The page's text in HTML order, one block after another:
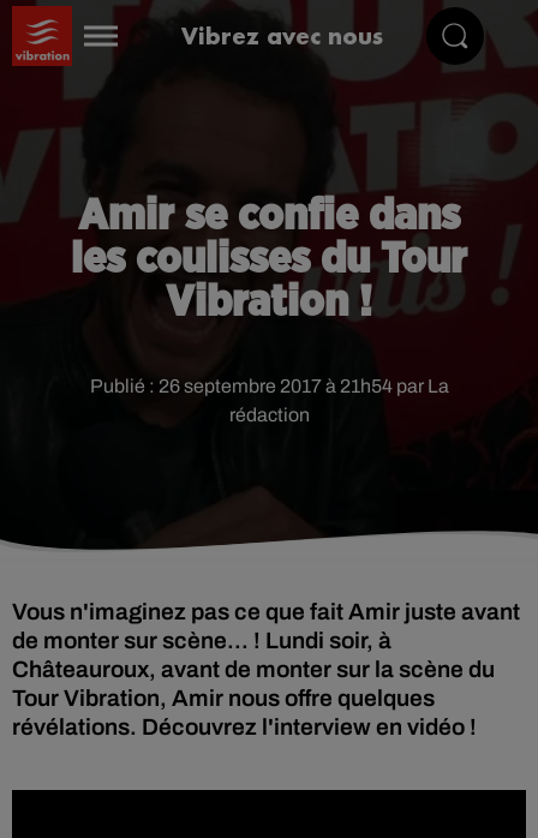
Vibrez avec nous
Amir se confie dans
les coulisses du Tour
Vibration !
Publié : 26 septembre 2017 à 21h54 par La
rédaction
Vous n'imaginez pas ce que fait Amir juste avant
de monter sur scène... ! Lundi soir, à
Châteauroux, avant de monter sur la scène du
Tour Vibration, Amir nous offre quelques
révélations. Découvrez l'interview en vidéo !